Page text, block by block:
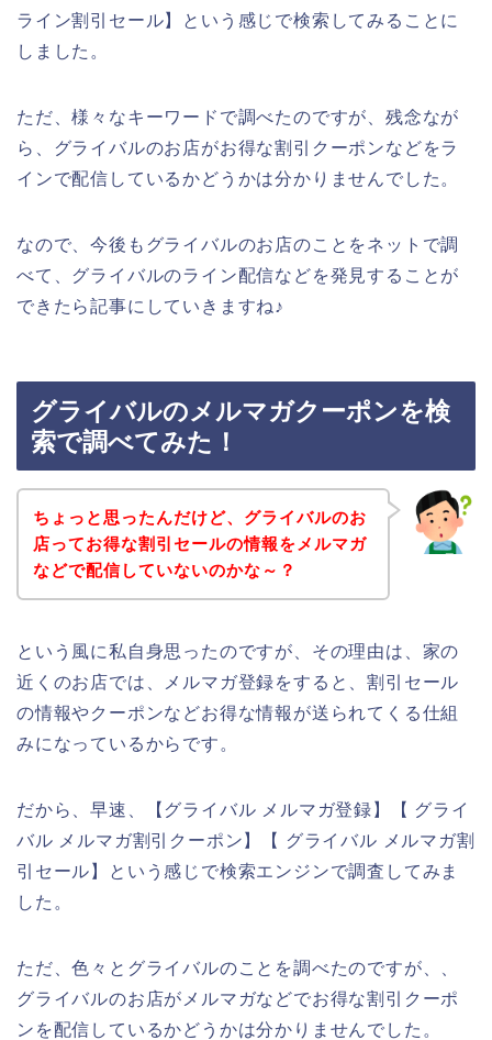
ライン割引セール】という感じで検索してみることに
しました。
ただ、様々なキーワードで調べたのですが、残念なが
ら、グライバルのお店がお得な割引クーポンなどをラ
インで配信しているかどうかは分かりませんでした。
なので、今後もグライバルのお店のことをネットで調
べて、グライバルのライン配信などを発見することが
できたら記事にしていきますね♪
グライバルのメルマガクーポンを検
索で調べてみた！
ちょっと思ったんだけど、グライバルのお
店ってお得な割引セールの情報をメルマガ
などで配信していないのかな～？
という風に私自身思ったのですが、その理由は、家の
近くのお店では、メルマガ登録をすると、割引セール
の情報やクーポンなどお得な情報が送られてくる仕組
みになっているからです。
だから、早速、【グライバル メルマガ登録】【 グライ
バル メルマガ割引クーポン】【 グライバル メルマガ割
引セール】という感じで検索エンジンで調査してみま
した。
ただ、色々とグライバルのことを調べたのですが、、
グライバルのお店がメルマガなどでお得な割引クーポ
ンを配信しているかどうかは分かりませんでした。